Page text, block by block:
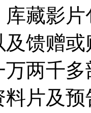
库藏影
馈赠
两千
料片及